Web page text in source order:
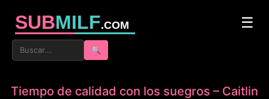
SUBMILF.COM ☰
🔍
Tiempo de calidad con los suegros – Caitlin